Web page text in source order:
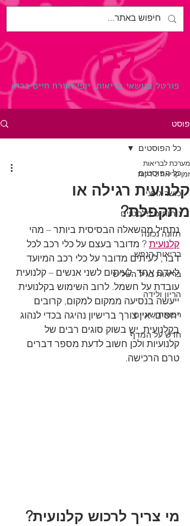
לבריאות.
פורטל בנושאי בריאות, יופי ואורח חיים בריא
פוסט
כל הפוסטים
כושר גופני
ניתוחים פלסטיים
תזונה נכונה
בריאות הנפש
בריאות בגיל השלישי
הריון ולידה
רפואת שיניים
חדש על המדף
כל הפוסטים
קלנועית רגילה או
מתקפלת?
מערכת לבריאות
זמן קריאה 2 דקות
נתחיל מהשאלה הבסיסית ביותר – מהי
קלנועית ? מדובר בעצם על כלי רכב לכל
דבר, לעיתים מדובר על כלי רכב המיועד
לאדם אחד, לעיתים לשני אנשים – קלנועית
עובדת על חשמל. לרוב השימוש בקלנועית
ייעשה בנסיעה ממקום למקום, קרובים
יחסים. אין צורך ברישיון נהיגה בכדי לנהוג
בקלנועית, יש בשוק סוגים רבים של
קלנועיות ולכן חשוב לדעת מספר דברים
טרם הרכישה.
מי צריך לרכוש קלנועית?